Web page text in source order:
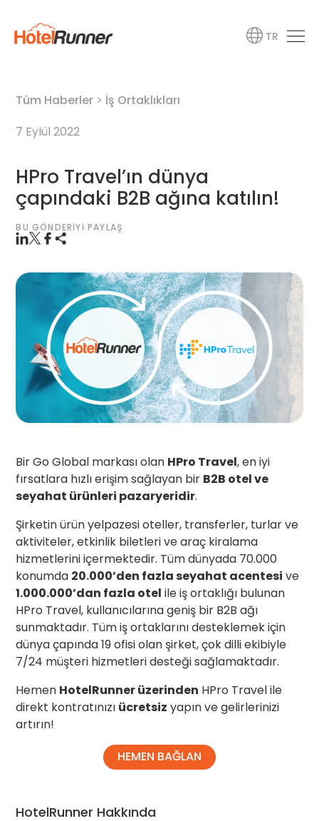
TR
Tüm Haberler > İş Ortaklıkları
7 Eylül 2022
HPro Travel’ın dünya
çapındaki B2B ağına katılın!
BU GÖNDERIYI PAYLAŞ
Bir Go Global markası olan HPro Travel, en iyi
fırsatlara hızlı erişim sağlayan bir B2B otel ve
seyahat ürünleri pazaryeridir.
Şirketin ürün yelpazesi oteller, transferler, turlar ve
aktiviteler, etkinlik biletleri ve araç kiralama
hizmetlerini içermektedir. Tüm dünyada 70.000
konumda 20.000’den fazla seyahat acentesi ve
1.000.000’dan fazla otel ile iş ortaklığı bulunan
HPro Travel, kullanıcılarına geniş bir B2B ağı
sunmaktadır. Tüm iş ortaklarını desteklemek için
dünya çapında 19 ofisi olan şirket, çok dilli ekibiyle
7/24 müşteri hizmetleri desteği sağlamaktadır.
Hemen HotelRunner üzerinden HPro Travel ile
direkt kontratınızı ücretsiz yapın ve gelirlerinizi
artırın!
HEMEN BAĞLAN
HotelRunner Hakkında